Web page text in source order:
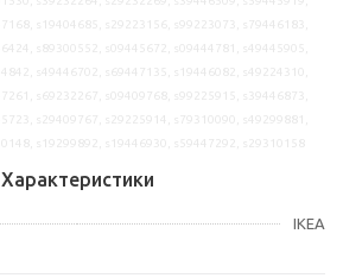
Характеристики
IKEA